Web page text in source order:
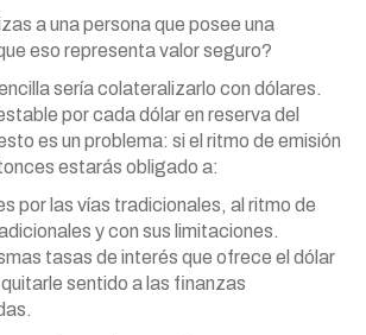
a una persona que posee una
eso representa valor seguro?
sería colateralizarlo con dólares.
por cada dólar en reserva del
es un problema: si el ritmo de emisión
estarás obligado a:
por las vías tradicionales, al ritmo de
y con sus limitaciones.
tasas de interés que ofrece el dólar
sentido a las finanzas